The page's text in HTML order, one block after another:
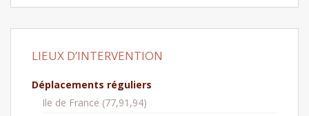
LIEUX D’INTERVENTION
Déplacements réguliers
Ile de France (77,91,94)